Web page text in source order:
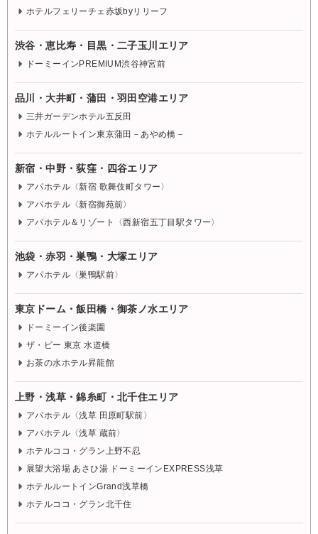
ホテルフェリーチェ赤坂byリリーフ
渋谷・恵比寿・目黒・二子玉川エリア
ドーミーインPREMIUM渋谷神宮前
品川・大井町・蒲田・羽田空港エリア
三井ガーデンホテル五反田
ホテルルートイン東京蒲田－あやめ橋－
新宿・中野・荻窪・四谷エリア
アパホテル〈新宿 歌舞伎町タワー〉
アパホテル〈新宿御苑前〉
アパホテル＆リゾート〈西新宿五丁目駅タワー〉
池袋・赤羽・巣鴨・大塚エリア
アパホテル〈巣鴨駅前〉
東京ドーム・飯田橋・御茶ノ水エリア
ドーミーイン後楽園
ザ・ビー 東京 水道橋
お茶の水ホテル昇龍館
上野・浅草・錦糸町・北千住エリア
アパホテル〈浅草 田原町駅前〉
アパホテル〈浅草 蔵前〉
ホテルココ・グラン上野不忍
展望大浴場 あさひ湯 ドーミーインEXPRESS浅草
ホテルルートインGrand浅草橋
ホテルココ・グラン北千住